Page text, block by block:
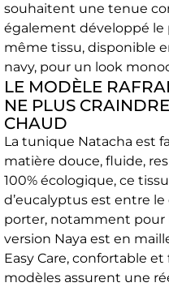
souhaitent une tenue
également développé le
même tissu, disponible
navy, pour un look
LE MODÈLE
NE PLUS
CHAUD
La tunique Natacha est
matière douce, fluide,
100% écologique, ce
d’eucalyptus est entre
porter, notamment pour
version Naya est en
Easy Care, confortable
modèles assurent une